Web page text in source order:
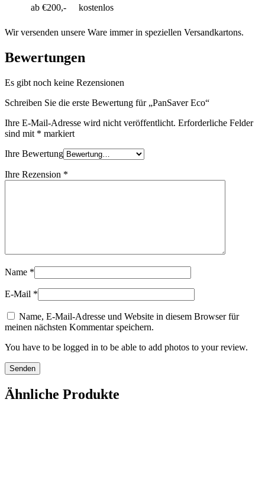
ab €200,-
kostenlos
Wir versenden unsere Ware immer in speziellen Versandkartons.
Bewertungen
Es gibt noch keine Rezensionen
Schreiben Sie die erste Bewertung für „PanSaver Eco“
Ihre E-Mail-Adresse wird nicht veröffentlicht. Erforderliche Felder
sind mit * markiert
Ihre Bewertung
Ihre Rezension *
Name *
E-Mail *
Name, E-Mail-Adresse und Website in diesem Browser für
meinen nächsten Kommentar speichern.
You have to be logged in to be able to add photos to your review.
Ähnliche Produkte